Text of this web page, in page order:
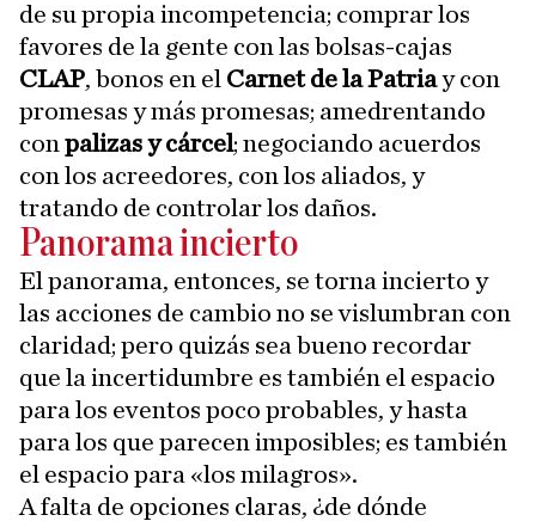
de su propia incompetencia; comprar los
favores de la gente con las bolsas-cajas
CLAP, bonos en el Carnet de la Patriay con
promesas y más promesas; amedrentando
con palizas y cárcel; negociando acuerdos
con los acreedores, con los aliados, y
tratando de controlar los daños.
Panorama incierto
El panorama, entonces, se torna incierto y
las acciones de cambio no se vislumbran con
claridad; pero quizás sea bueno recordar
que la incertidumbre es también el espacio
para los eventos poco probables, y hasta
para los que parecen imposibles; es también
el espacio para «los milagros».
A falta de opciones claras, ¿de dónde